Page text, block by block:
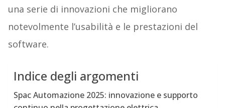
una serie di innovazioni che migliorano
notevolmente l’usabilità e le prestazioni del
software.
Indice degli argomenti
Spac Automazione 2025: innovazione e supporto